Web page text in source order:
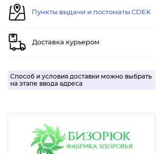
Пункты выдачи и постоматы CDEK
Доставка курьером
Способ и условия доставки можно выбрать
на этапе ввода адреса